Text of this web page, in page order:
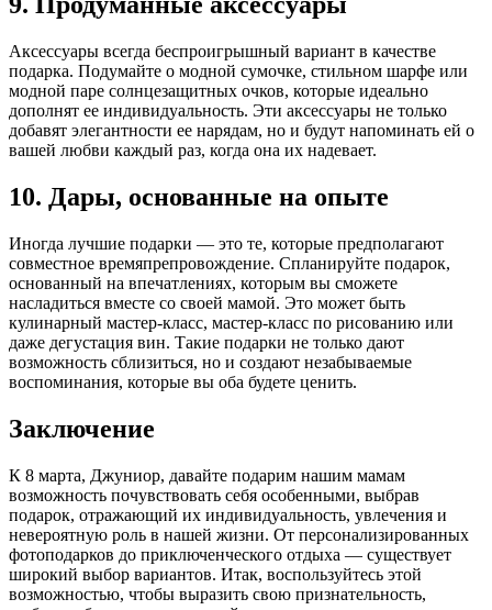
Аксессуары всегда беспроигрышный вариант в качестве
подарка. Подумайте о модной сумочке, стильном шарфе или
модной паре солнцезащитных очков, которые идеально
дополнят ее индивидуальность. Эти аксессуары не только
добавят элегантности ее нарядам, но и будут напоминать ей о
вашей любви каждый раз, когда она их надевает.
10. Дары, основанные на опыте
Иногда лучшие подарки — это те, которые предполагают
совместное времяпрепровождение. Спланируйте подарок,
основанный на впечатлениях, которым вы сможете
насладиться вместе со своей мамой. Это может быть
кулинарный мастер-класс, мастер-класс по рисованию или
даже дегустация вин. Такие подарки не только дают
возможность сблизиться, но и создают незабываемые
воспоминания, которые вы оба будете ценить.
Заключение
К 8 марта, Джуниор, давайте подарим нашим мамам
возможность почувствовать себя особенными, выбрав
подарок, отражающий их индивидуальность, увлечения и
невероятную роль в нашей жизни. От персонализированных
фотоподарков до приключенческого отдыха — существует
широкий выбор вариантов. Итак, воспользуйтесь этой
возможностью, чтобы выразить свою признательность,